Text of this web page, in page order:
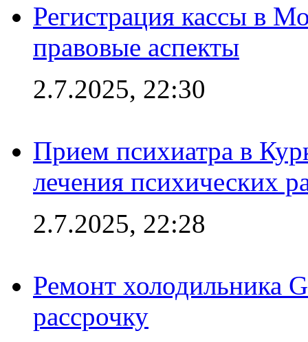
Регистрация кассы в
правовые аспекты
2.7.2025, 22:30
Прием психиатра в
лечения психических
2.7.2025, 22:28
Ремонт холодильника
рассрочку